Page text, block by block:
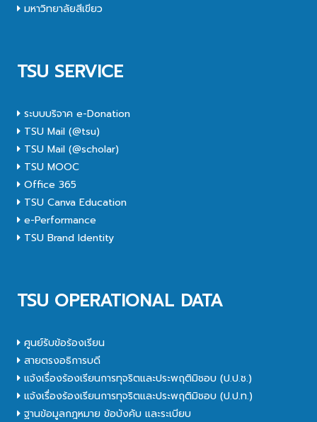
มหาวิทยาลัยสีเขียว
TSU SERVICE
ระบบบริจาค e-Donation
TSU Mail (@tsu)
TSU Mail (@scholar)
TSU MOOC
Office 365
TSU Canva Education
e-Performance
TSU Brand Identity
TSU OPERATIONAL DATA
ศูนย์รับข้อร้องเรียน
สายตรงอธิการบดี
แจ้งเรื่องร้องเรียนการทุจริตและประพฤติมิชอบ (ป.ป.ช.)
แจ้งเรื่องร้องเรียนการทุจริตและประพฤติมิชอบ (ป.ป.ท.)
ฐานข้อมูลกฎหมาย ข้อบังคับ และระเบียบ